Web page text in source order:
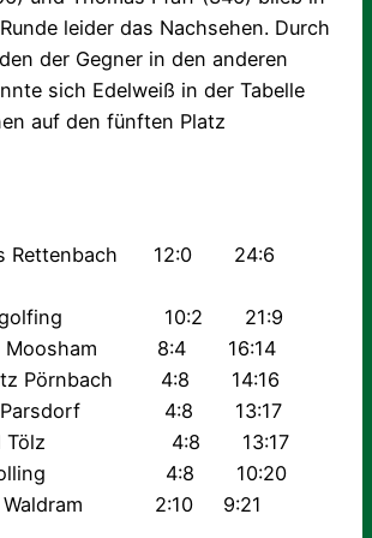
leider das Nachsehen. Durch
der Gegner in den anderen
sich Edelweiß in der Tabelle
auf den fünften Platz
Rettenbach 12:0 24:6
10:2 21:9
Moosham 8:4 16:14
Pörnbach 4:8 14:16
Parsdorf 4:8 13:17
Tölz 4:8 13:17
4:8 10:20
Waldram 2:10 9:21